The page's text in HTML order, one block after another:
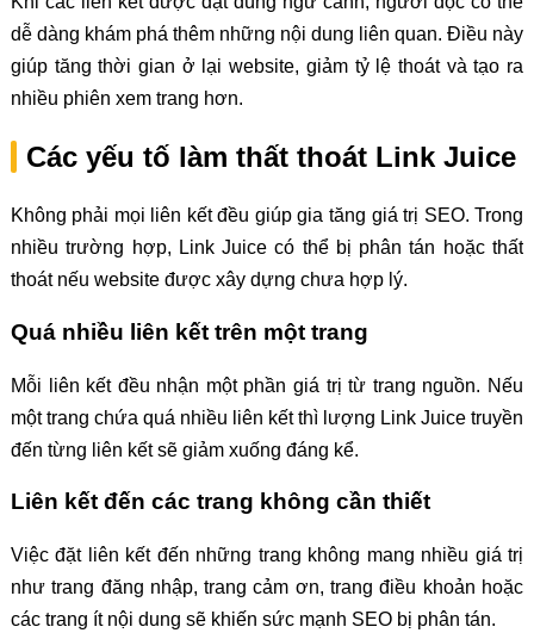
dễ dàng khám phá thêm những nội dung liên quan. Điều này
giúp tăng thời gian ở lại website, giảm tỷ lệ thoát và tạo ra
nhiều phiên xem trang hơn.
Các yếu tố làm thất thoát Link Juice
Không phải mọi liên kết đều giúp gia tăng giá trị SEO. Trong
nhiều trường hợp, Link Juice có thể bị phân tán hoặc thất
thoát nếu website được xây dựng chưa hợp lý.
Quá nhiều liên kết trên một trang
Mỗi liên kết đều nhận một phần giá trị từ trang nguồn. Nếu
một trang chứa quá nhiều liên kết thì lượng Link Juice truyền
đến từng liên kết sẽ giảm xuống đáng kể.
Liên kết đến các trang không cần thiết
Việc đặt liên kết đến những trang không mang nhiều giá trị
như trang đăng nhập, trang cảm ơn, trang điều khoản hoặc
các trang ít nội dung sẽ khiến sức mạnh SEO bị phân tán.